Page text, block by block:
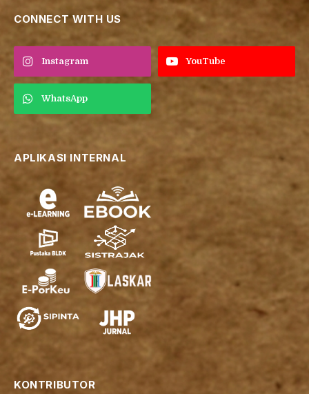
CONNECT WITH US
Instagram YouTube
WhatsApp
APLIKASI INTERNAL
KONTRIBUTOR